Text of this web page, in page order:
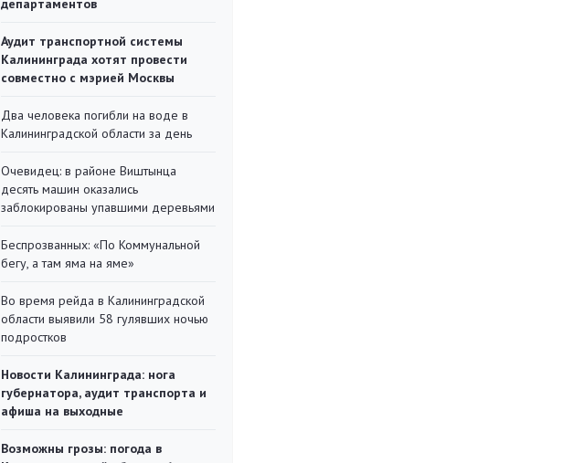
департаментов
Аудит транспортной системы
Калининграда хотят провести
совместно с мэрией Москвы
Два человека погибли на воде в
Калининградской области за день
Очевидец: в районе Виштынца
десять машин оказались
заблокированы упавшими деревьями
Беспрозванных: «По Коммунальной
бегу, а там яма на яме»
Во время рейда в Калининградской
области выявили 58 гулявших ночью
подростков
Новости Калининграда: нога
губернатора, аудит транспорта и
афиша на выходные
Возможны грозы: погода в